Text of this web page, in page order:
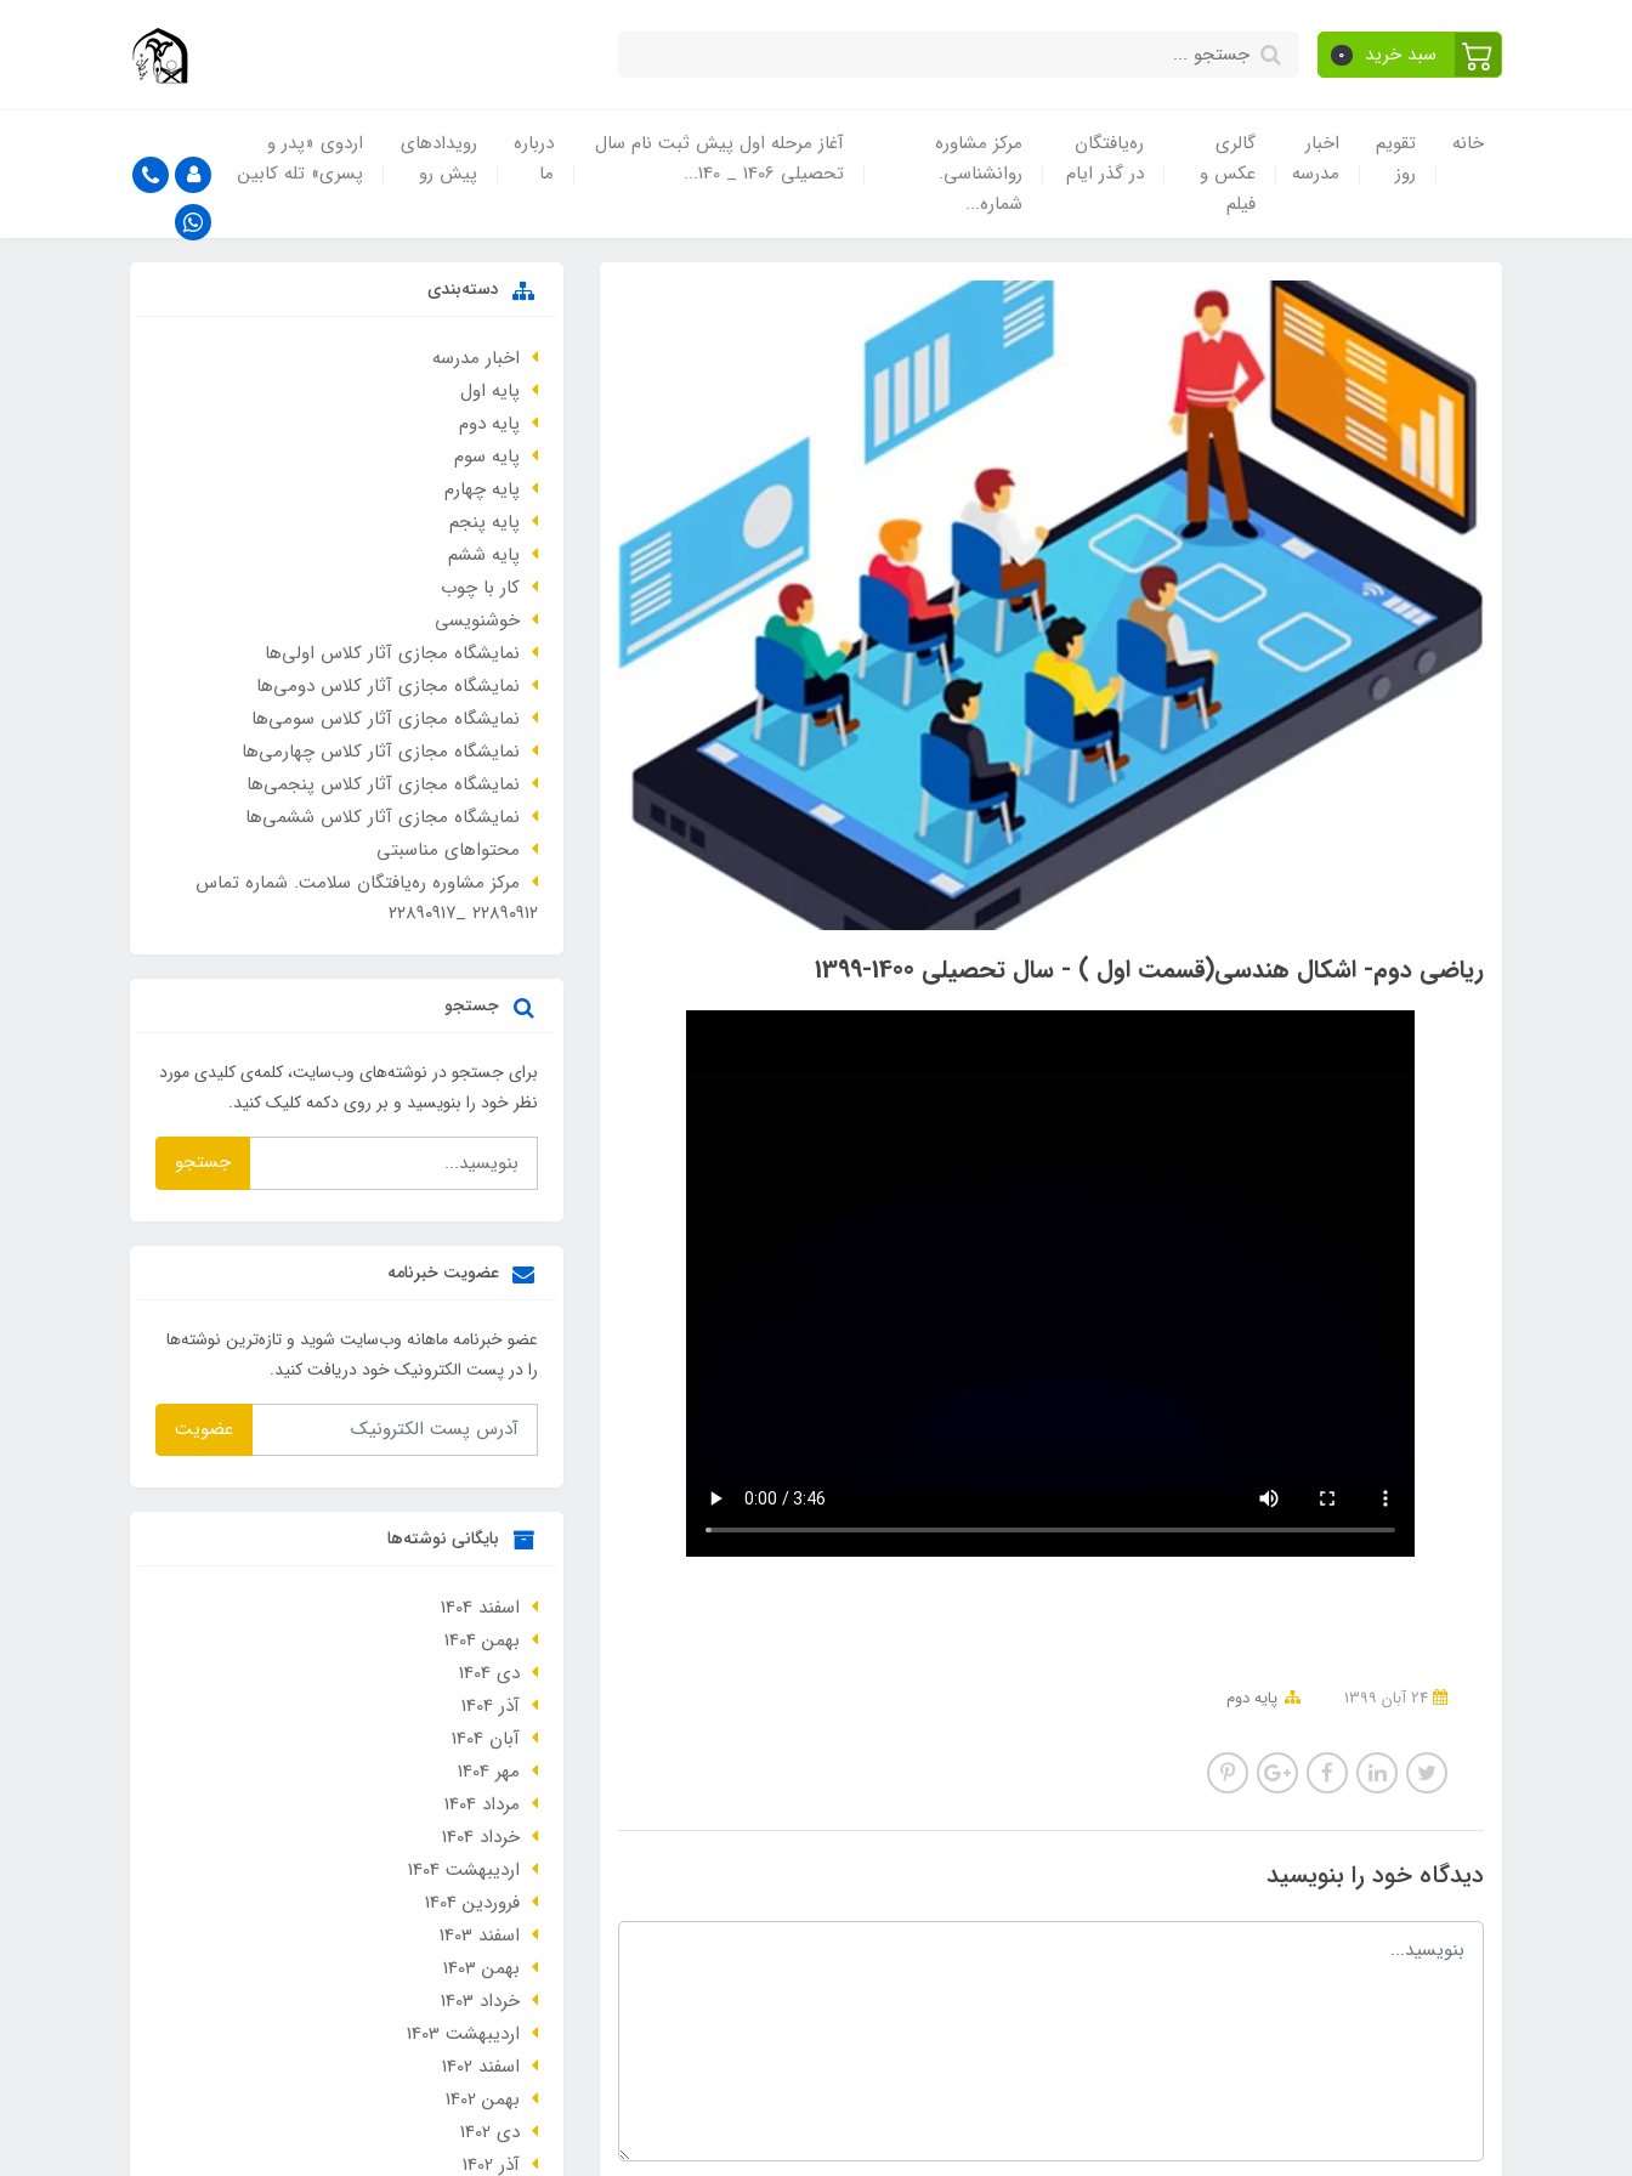
سبد خرید 0
خانه
تقویم
روز
اخبار
مدرسه
گالری
عکس و
فیلم
ره‌یافتگان
در گذر ایام
مرکز مشاوره
روانشناسی.
شماره...
آغاز مرحله اول پیش ثبت نام سال
تحصیلی 1406 _ 140...
درباره
ما
رویدادهای
پیش رو
اردوی «پدر و
پسری» تله کابین
ریاضی دوم- اشکال هندسی(قسمت اول ) - سال تحصیلی 1400-1399
پایه دوم
دیدگاه خود را بنویسید
دسته‌بندی
اخبار مدرسه
پایه اول
پایه دوم
پایه سوم
پایه چهارم
پایه پنجم
پایه ششم
کار با چوب
خوشنویسی
نمایشگاه مجازی آثار کلاس اولی‌ها
نمایشگاه مجازی آثار کلاس دومی‌ها
نمایشگاه مجازی آثار کلاس سومی‌ها
نمایشگاه مجازی آثار کلاس چهارمی‌ها
نمایشگاه مجازی آثار کلاس پنجمی‌ها
نمایشگاه مجازی آثار کلاس ششمی‌ها
محتواهای مناسبتی
مرکز مشاوره ره‌یافتگان سلامت. شماره تماس
۲۲۸۹۰۹۱۲ _۲۲۸۹۰۹۱۷
جستجو
برای جستجو در نوشته‌های وب‌سایت، کلمه‌ی کلیدی مورد
نظر خود را بنویسید و بر روی دکمه کلیک کنید.
جستجو
عضویت خبرنامه
عضو خبرنامه ماهانه وب‌سایت شوید و تازه‌ترین نوشته‌ها
را در پست الکترونیک خود دریافت کنید.
عضویت
بایگانی نوشته‌ها
اسفند 1404
بهمن 1404
دی 1404
آذر 1404
آبان 1404
مهر 1404
مرداد 1404
خرداد 1404
ارديبهشت 1404
فروردین 1404
اسفند 1403
بهمن 1403
خرداد 1403
ارديبهشت 1403
اسفند 1402
بهمن 1402
دی 1402
آذر 1402